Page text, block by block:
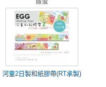
河童2日製和紙膠帶(RT承製)